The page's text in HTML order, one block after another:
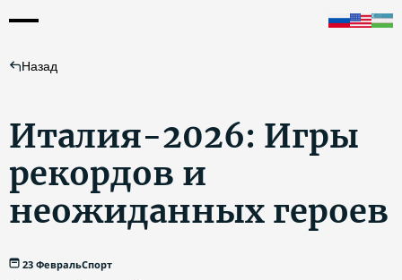
Назад
Италия-2026: Игры
рекордов и
неожиданных героев
23 ФевральСпорт